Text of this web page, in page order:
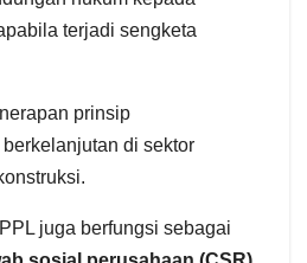
terjadi sengketa
prinsip
di sektor
juga berfungsi sebagai